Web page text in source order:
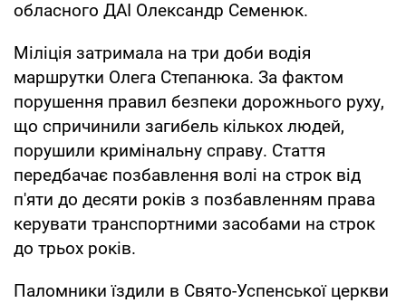
обласного ДАІ Олександр Семенюк.
Міліція затримала на три доби водія
маршрутки Олега Степанюка. За фактом
порушення правил безпеки дорожнього руху,
що спричинили загибель кількох людей,
порушили кримінальну справу. Стаття
передбачає позбавлення волі на строк від
п'яти до десяти років з позбавленням права
керувати транспортними засобами на строк
до трьох років.
Паломники їздили в Свято-Успенської церкви